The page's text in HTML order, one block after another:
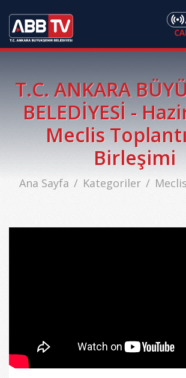
T.C. ANKARA
BELEDİYESİ -
Meclis
Birleşimi
Ana Sayfa Kategoriler